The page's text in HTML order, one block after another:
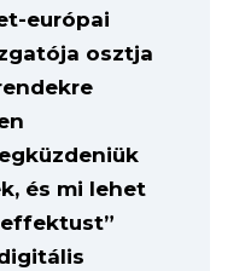
európai
osztja
és mi lehet